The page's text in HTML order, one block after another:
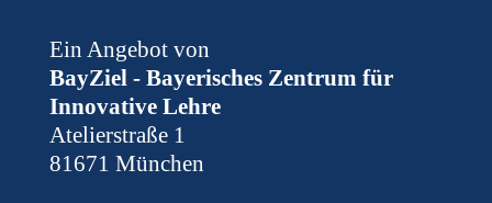
Ein Angebot von
BayZiel - Bayerisches Zentrum für
Innovative Lehre
Atelierstraße 1
81671 München